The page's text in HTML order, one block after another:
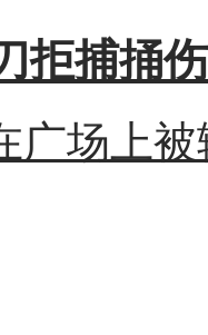
拒捕捅
广场上